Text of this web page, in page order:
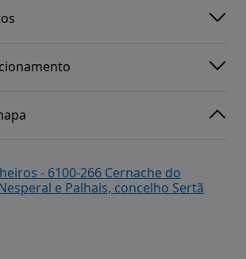
- 6100-266 Cernache do
e Palhais, concelho Sertã